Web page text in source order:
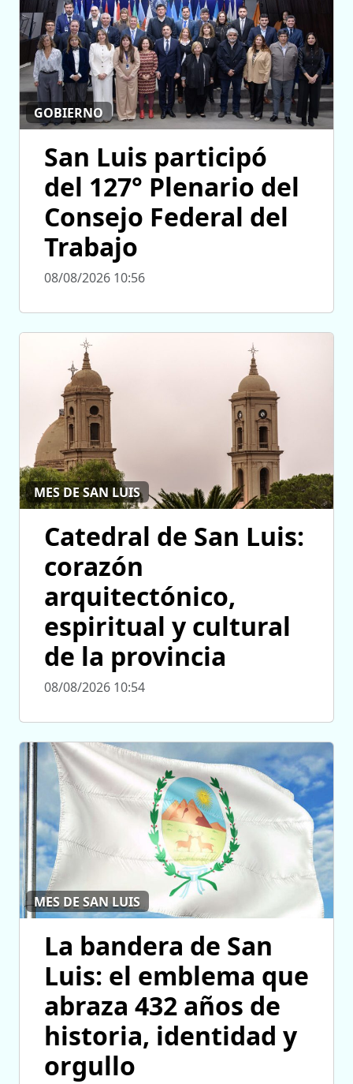
GOBIERNO
San Luis participó
del 127° Plenario del
Consejo Federal del
Trabajo
08/08/2026 10:56
MES DE SAN LUIS
Catedral de San Luis:
corazón
arquitectónico,
espiritual y cultural
de la provincia
08/08/2026 10:54
MES DE SAN LUIS
La bandera de San
Luis: el emblema que
abraza 432 años de
historia, identidad y
orgullo